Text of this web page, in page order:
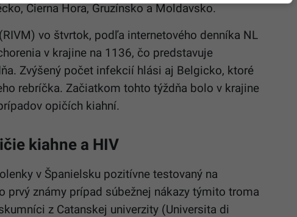
Čierna Hora, Gruzínsko a Moldavsko.
vo štvrtok, podľa internetového denníka NL
v krajine na 1136, čo predstavuje
Zvýšený počet infekcií hlási aj Belgicko, ktoré
rebríčka. Začiatkom tohto týždňa bolo v krajine
opičích kiahní.
kiahne a HIV
v Španielsku pozitívne testovaný na
prvý známy prípad súbežnej nákazy týmito troma
z Catanskej univerzity (Universita di